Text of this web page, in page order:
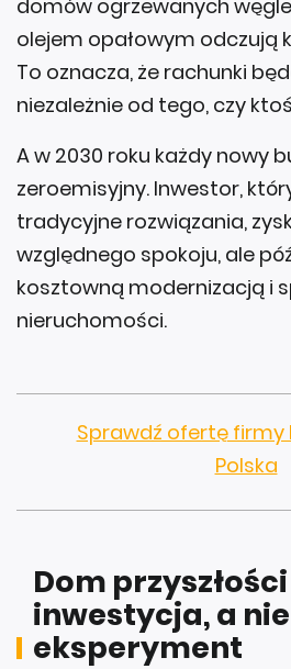
domów ogrzewanych
olejem opałowym odczują
To oznacza, że rachunki
niezależnie od tego, czy
A w 2030 roku każdy nowy
zeroemisyjny. Inwestor,
tradycyjne rozwiązania,
względnego spokoju, ale
kosztowną modernizacją i
nieruchomości.
Sprawdź ofertę firmy
Polska
Dom
inwestycja, a nie
eksperyment